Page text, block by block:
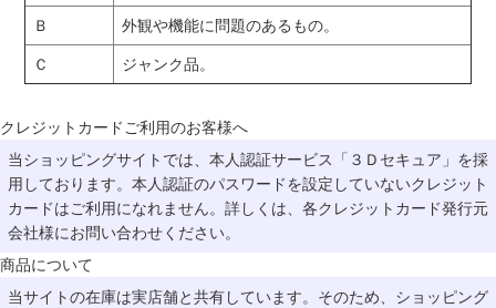
Ｂ
外観や機能に問題のあるもの。
Ｃ
ジャンク品。
クレジットカードご利用のお客様へ
当ショッピングサイトでは、本人認証サービス「３Ｄセキュア」を採
用しております。本人認証のパスワードを設定していないクレジット
カードはご利用になれません。詳しくは、各クレジットカード発行元
会社様にお問い合わせください。
商品について
当サイトの在庫は実店舗と共有しています。そのため、ショッピング